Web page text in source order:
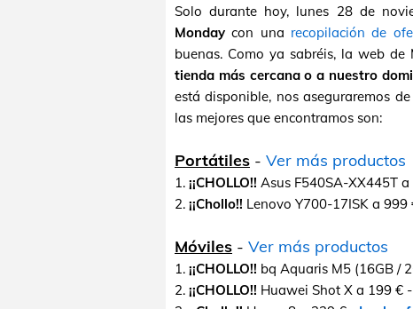
Solo durante hoy, lunes 28 de
Monday con una recopilación de
buenas. Como ya sabréis, la web de
tienda más cercana o a nuestro
está disponible, nos aseguraremos
las mejores que encontramos son:
Portátiles - Ver más productos
1. ¡¡CHOLLO!! Asus F540SA-XX445T
2. ¡¡Chollo!! Lenovo Y700-17ISK a 999
Móviles - Ver más productos
1. ¡¡CHOLLO!! bq Aquaris M5 (16GB /
2. ¡¡CHOLLO!! Huawei Shot X a 199 € -